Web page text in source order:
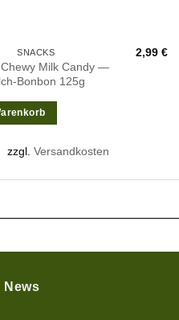
SNACKS
Milk Candy —
Bonbon 125g
2,99 €
zzgl. Versandkosten